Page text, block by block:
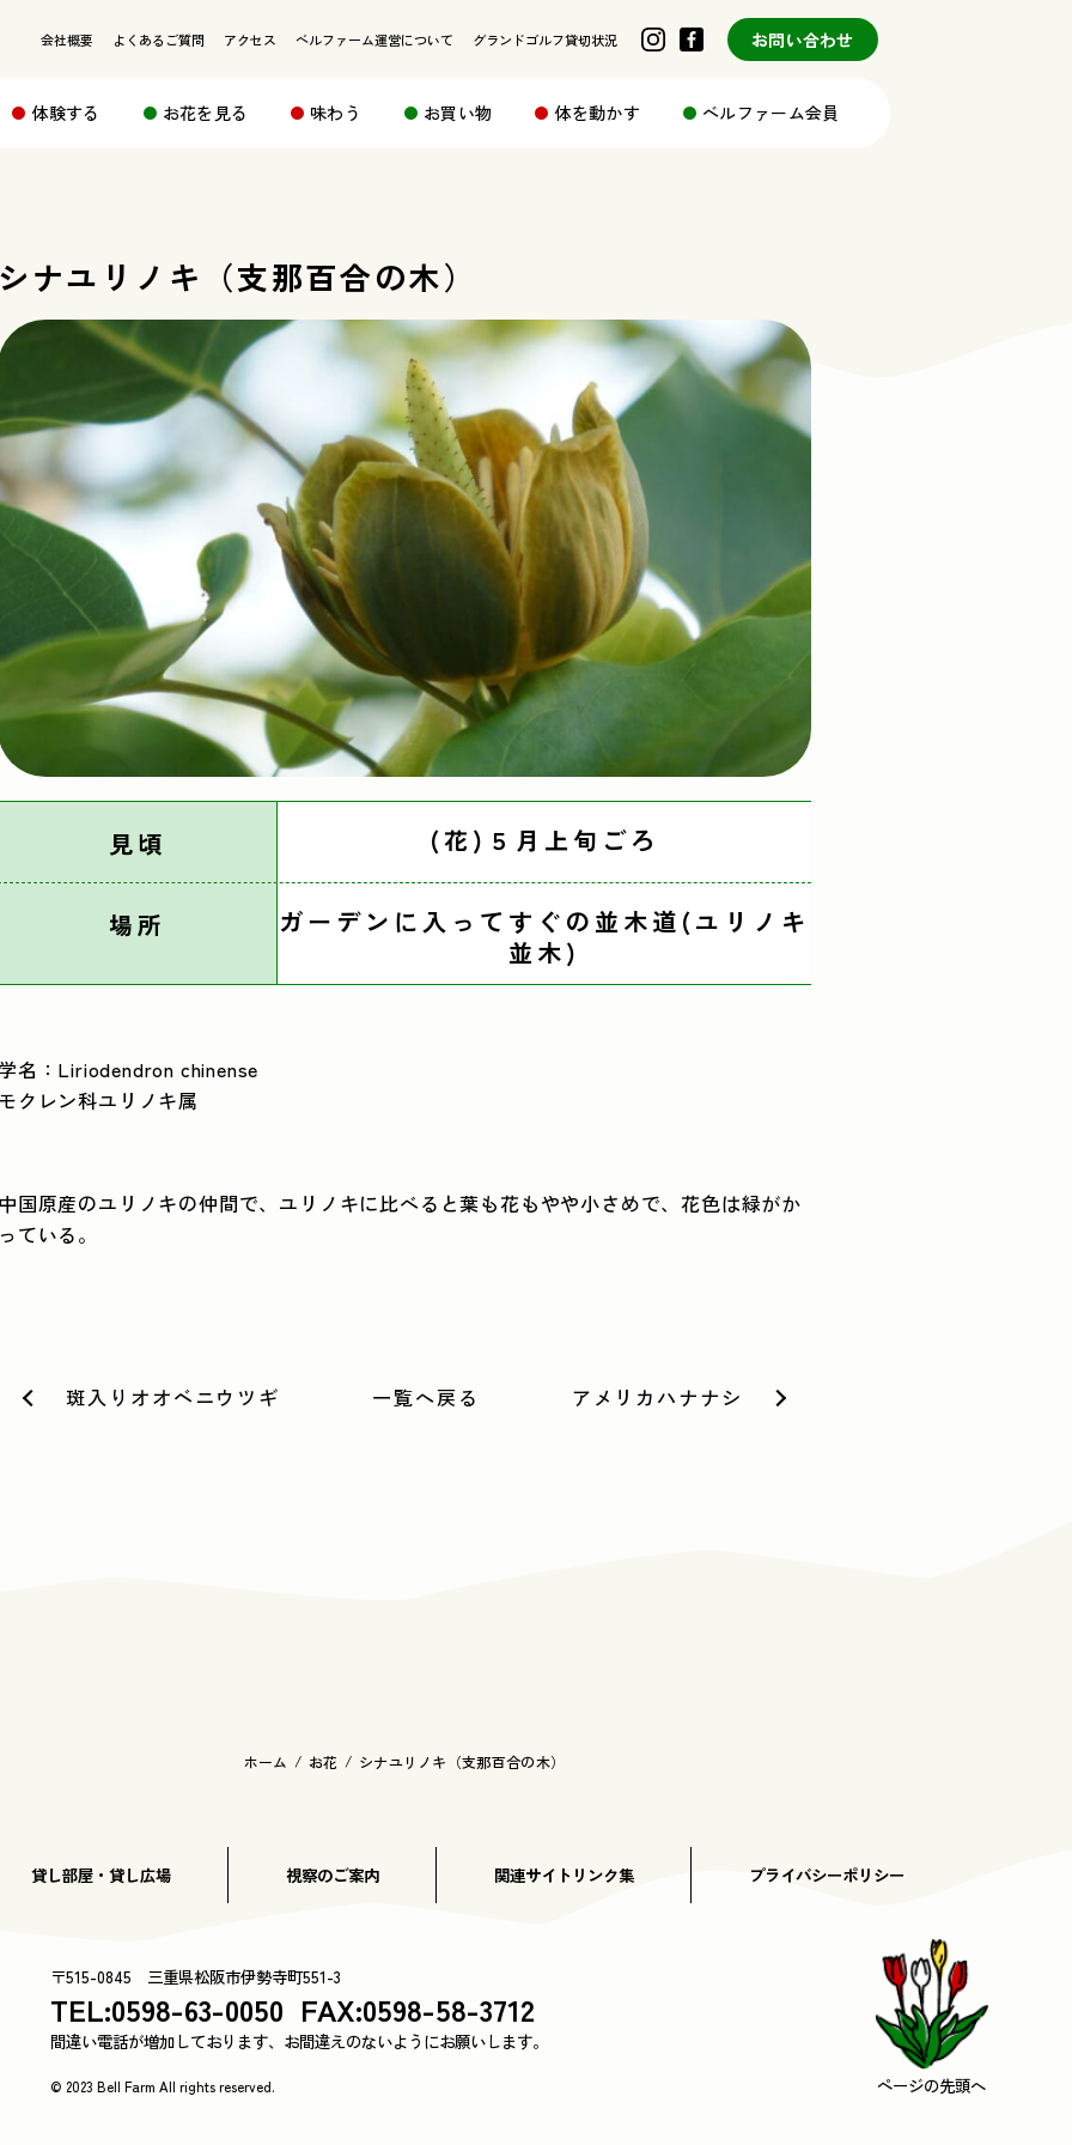
会社概要 よくあるご質問 アクセス ベルファーム運営について グランドゴルフ貸切状況 お問い合わせ
体験する お花を見る 味わう お買い物 体を動かす ベルファーム会員
シナユリノキ（支那百合の木）
見頃 (花)５月上旬ごろ
場所
ガーデンに入ってすぐの並木道(ユリノキ
並木)
学名：Liriodendron chinense
モクレン科ユリノキ属
中国原産のユリノキの仲間で、ユリノキに比べると葉も花もやや小さめで、花色は緑がか
っている。
斑入りオオベニウツギ 一覧へ戻る アメリカハナナシ
ホーム お花 シナユリノキ（支那百合の木）
ページの先頭へ
貸し部屋・貸し広場 視察のご案内 関連サイトリンク集 プライバシーポリシー
〒515-0845 三重県松阪市伊勢寺町551-3
TEL:0598-63-0050 FAX:0598-58-3712
間違い電話が増加しております、 お間違えのないようにお願いします。
© 2023 Bell Farm All rights reserved.